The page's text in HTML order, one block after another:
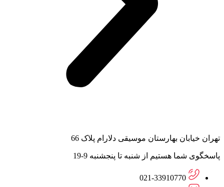
تهران خیابان بهارستان موسیقی دلارام پلاک 66
پاسخگوی شما هستیم از شنبه تا پنجشنبه 9-19
021-33910770